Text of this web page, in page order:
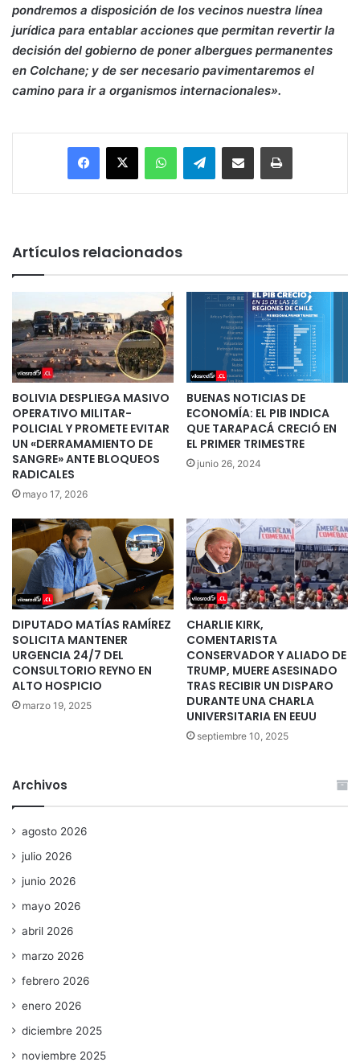
pondremos a disposición de los vecinos nuestra línea
jurídica para entablar acciones que permitan revertir la
decisión del gobierno de poner albergues permanentes
en Colchane; y de ser necesario pavimentaremos el
camino para ir a organismos internacionales».
Facebook
X WhatsAppTelegramEnviar vía email Imprimir
Artículos relacionados
BOLIVIA DESPLIEGA MASIVO
OPERATIVO MILITAR-
POLICIAL Y PROMETE EVITAR
UN «DERRAMAMIENTO DE
SANGRE» ANTE BLOQUEOS
RADICALES
mayo 17, 2026
BUENAS NOTICIAS DE
ECONOMÍA: EL PIB INDICA
QUE TARAPACÁ CRECIÓ EN
EL PRIMER TRIMESTRE
junio 26, 2024
DIPUTADO MATÍAS RAMÍREZ
SOLICITA MANTENER
URGENCIA 24/7 DEL
CONSULTORIO REYNO EN
ALTO HOSPICIO
marzo 19, 2025
CHARLIE KIRK,
COMENTARISTA
CONSERVADOR Y ALIADO DE
TRUMP, MUERE ASESINADO
TRAS RECIBIR UN DISPARO
DURANTE UNA CHARLA
UNIVERSITARIA EN EEUU
septiembre 10, 2025
Archivos
agosto 2026
julio 2026
junio 2026
mayo 2026
abril 2026
marzo 2026
febrero 2026
enero 2026
diciembre 2025
noviembre 2025